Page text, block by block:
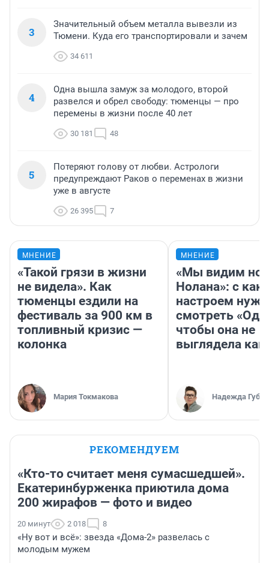
3
Значительный объем металла вывезли из
Тюмени. Куда его транспортировали и зачем
34 611
4
Одна вышла замуж за молодого, второй
развелся и обрел свободу: тюменцы — про
перемены в жизни после 40 лет
30 181 48
5
Потеряют голову от любви. Астрологи
предупреждают Раков о переменах в жизни
уже в августе
26 395 7
МНЕНИЕ
«Такой грязи в жизни
не видела». Как
тюменцы ездили на
фестиваль за 900 км в
топливный кризис —
колонка
Мария Токмакова
МНЕНИЕ
«Мы видим
Нолана»: с
настроем
смотреть
чтобы она не
выглядела как
Надежда
РЕКОМЕНДУЕМ
«Кто-то считает меня сумасшедшей».
Екатеринбурженка приютила дома
200 жирафов — фото и видео
20 минут 2 018 8
«Ну вот и всё»: звезда «Дома-2» развелась с
молодым мужем